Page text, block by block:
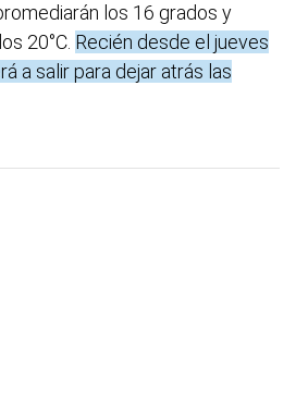
los 16 grados y
20°C. Recién desde el jueves
a salir para dejar atrás las